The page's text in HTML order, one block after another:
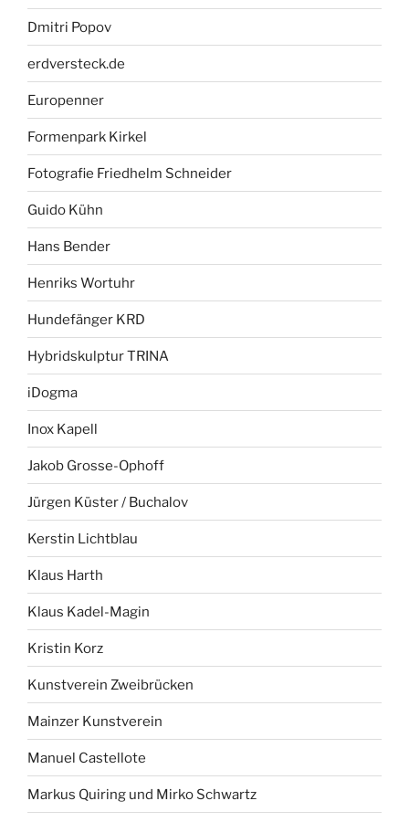
Dmitri Popov
erdversteck.de
Europenner
Formenpark Kirkel
Fotografie Friedhelm Schneider
Guido Kühn
Hans Bender
Henriks Wortuhr
Hundefänger KRD
Hybridskulptur TRINA
iDogma
Inox Kapell
Jakob Grosse-Ophoff
Jürgen Küster / Buchalov
Kerstin Lichtblau
Klaus Harth
Klaus Kadel-Magin
Kristin Korz
Kunstverein Zweibrücken
Mainzer Kunstverein
Manuel Castellote
Markus Quiring und Mirko Schwartz